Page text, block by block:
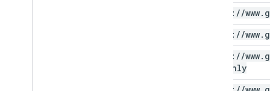
https: //www.
https: //www.
https: //www.
readonly